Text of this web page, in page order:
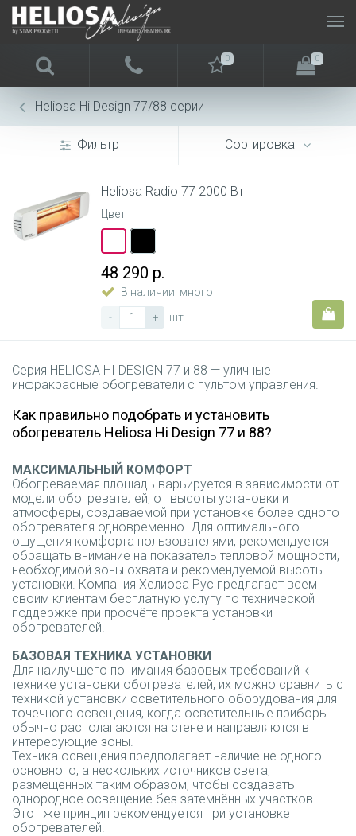
0 0
Heliosa Hi Design 77/88 серии
Фильтр Сортировка
Heliosa Radio 77 2000 Вт
Цвет
48 290 р.
В наличии много
-
+ шт
Серия HELIOSA HI DESIGN 77 и 88 — уличные
инфракрасные обогреватели с пультом управления.
Как правильно подобрать и установить
обогреватель Heliosa Hi Design 77 и 88?
МАКСИМАЛЬНЫЙ КОМФОРТ
Обогреваемая площадь варьируется в зависимости от
модели обогревателей, от высоты установки и
атмосферы, создаваемой при установке более одного
обогревателя одновременно. Для оптимального
ощущения комфорта пользователями, рекомендуется
обращать внимание на показатель тепловой мощности,
необходимой зоны охвата и рекомендуемой высоты
установки. Компания Хелиоса Рус предлагает всем
своим клиентам бесплатную услугу по технической
поддержке при просчёте проекта установки
обогревателей.
БАЗОВАЯ ТЕХНИКА УСТАНОВКИ
Для наилучшего понимания базовых требований к
технике установки обогревателей, их можно сравнить с
техникой установки осветительного оборудования для
точечного освещения, когда осветительные приборы
обычно располагаются на стене и направляются в
интересующие зоны.
Техника освещения предполагает наличие не одного
основного, а нескольких источников света,
размещённых таким образом, чтобы создавать
однородное освещение без затемнённых участков.
Этот же принцип рекомендуется при установке
обогревателей.